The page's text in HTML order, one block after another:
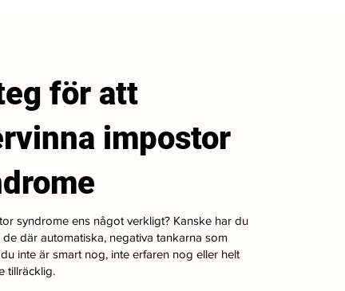
för att
impostor
syndrome ens något verkligt? Kanske har du
de där automatiska, negativa tankarna som
inte är smart nog, inte erfaren nog eller helt
tillräcklig.